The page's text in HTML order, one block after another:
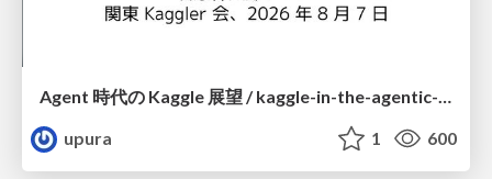
Agent 時代の Kaggle 展望 / kaggle-in-the-agentic-era
upura
1 600